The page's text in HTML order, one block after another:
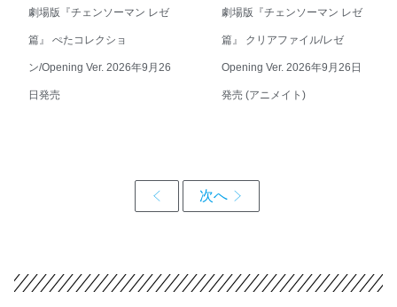
劇場版『チェンソーマン レゼ
篇』 ぺたコレクショ
ン/Opening Ver. 2026年9月26
日発売
劇場版『チェンソーマン レゼ
篇』 クリアファイル/レゼ
Opening Ver. 2026年9月26日
発売 (アニメイト)